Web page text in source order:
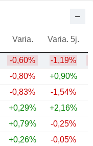
Varia. Varia. 5j.
-0,60% -1,19%
-0,80% +0,90%
-0,83% -1,54%
+0,29% +2,16%
+0,79% -0,25%
+0,26% -0,05%